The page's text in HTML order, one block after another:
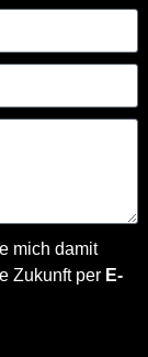
mich damit
Zukunft per E-